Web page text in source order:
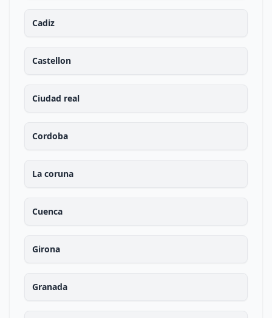
Cadiz
Castellon
Ciudad real
Cordoba
La coruna
Cuenca
Girona
Granada